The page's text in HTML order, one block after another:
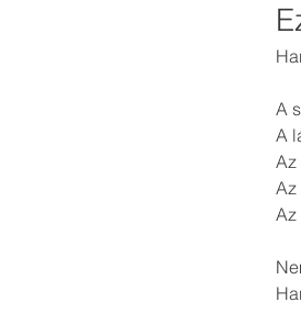
A
A
Az
Az
Az